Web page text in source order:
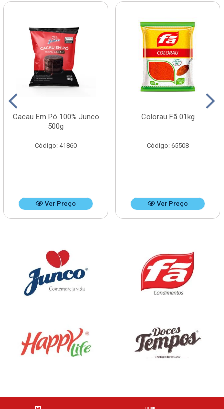
Cacau Em Pó 100% Junco
500g
Código: 41860
Ver Preço
Colorau Fã 01kg
Código: 65508
Ver Preço